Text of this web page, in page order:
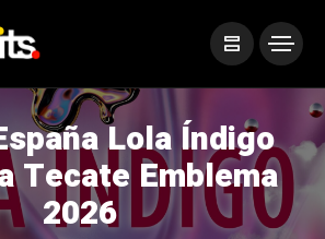
Lola Índigo
Tecate Emblema
2026